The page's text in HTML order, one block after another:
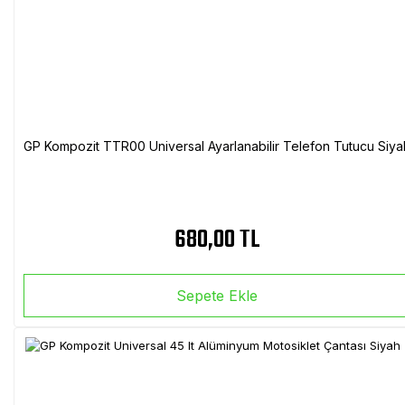
GP Kompozit TTR00 Universal Ayarlanabilir Telefon Tutucu
680,00 TL
Sepete Ekle